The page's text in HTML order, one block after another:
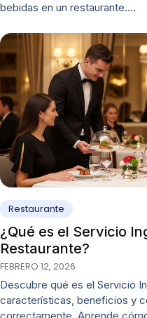
bebidas en un restaurante.…
Restaurante
¿Qué es el Servicio
Restaurante?
FEBRERO 12, 2026
Descubre qué es el Servicio
características, beneficios y